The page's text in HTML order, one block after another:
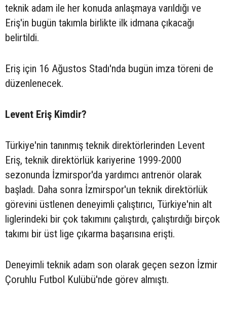
teknik adam ile her konuda anlaşmaya varıldığı ve
Eriş'in bugün takımla birlikte ilk idmana çıkacağı
belirtildi.
Eriş için 16 Ağustos Stadı'nda bugün imza töreni de
düzenlenecek.
Levent Eriş Kimdir?
Türkiye'nin tanınmış teknik direktörlerinden Levent
Eriş, teknik direktörlük kariyerine 1999-2000
sezonunda İzmirspor'da yardımcı antrenör olarak
başladı. Daha sonra İzmirspor'un teknik direktörlük
görevini üstlenen deneyimli çalıştırıcı, Türkiye'nin alt
liglerindeki bir çok takımını çalıştırdı, çalıştırdığı birçok
takımı bir üst lige çıkarma başarısına erişti.
Deneyimli teknik adam son olarak geçen sezon İzmir
Çoruhlu Futbol Kulübü'nde görev almıştı.